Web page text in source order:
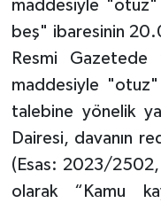
maddesiyle
beş" ibaresinin
Resmi Gazetede
maddesiyle
talebine yönelik
Dairesi, davanın
(Esas: 2023/
olarak “Kamu